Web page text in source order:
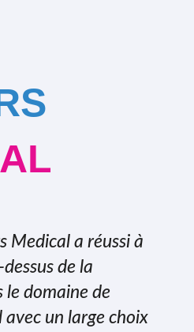
Medical a réussi à
de la
le domaine de
un large choix